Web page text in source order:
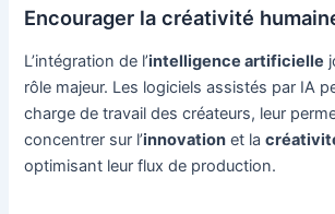
Encourager la créativité
L’intégration de l’intelligence artificielle
rôle majeur. Les logiciels assistés par IA
charge de travail des créateurs, leur
concentrer sur l’innovation et la
optimisant leur flux de production.